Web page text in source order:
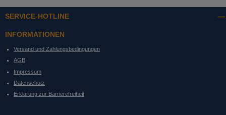
SERVICE-HOTLINE
INFORMATIONEN
Versand und Zahlungsbedingungen
AGB
Impressum
Datenschutz
Erklärung zur Barrierefreiheit